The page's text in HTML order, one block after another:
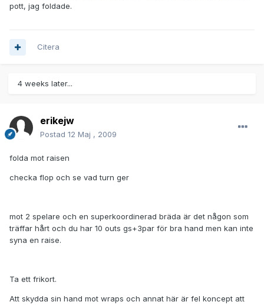
pott, jag foldade.
Citera
4 weeks later...
erikejw
Postad 12 Maj , 2009
folda mot raisen
checka flop och se vad turn ger
mot 2 spelare och en superkoordinerad bräda är det någon som
träffar hårt och du har 10 outs gs+3par för bra hand men kan inte
syna en raise.
Ta ett frikort.
Att skydda sin hand mot wraps och annat här är fel koncept att